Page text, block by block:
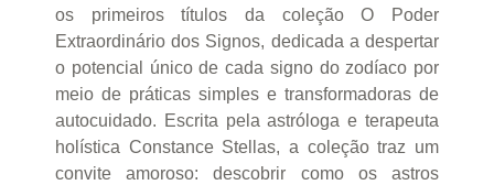
os primeiros títulos da coleção O Poder
Extraordinário dos Signos, dedicada a despertar
o potencial único de cada signo do zodíaco por
meio de práticas simples e transformadoras de
autocuidado. Escrita pela astróloga e terapeuta
holística Constance Stellas, a coleção traz um
convite amoroso: descobrir como os astros